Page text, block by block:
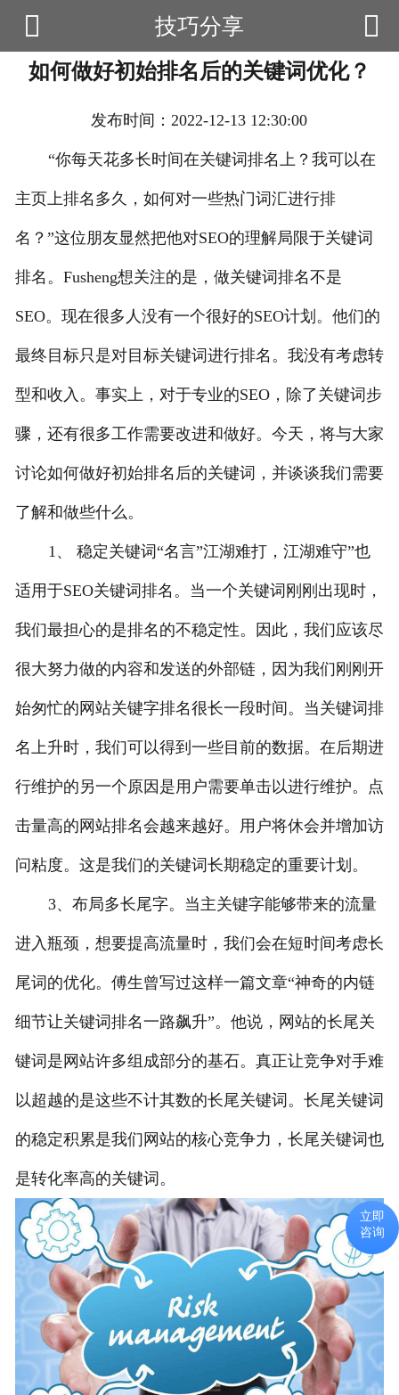
云产品
数据云查询
数据云监控
应用场景
优帮资讯
 技巧分享 
如何做好初始排名后的关键词优化？
发布时间：2022-12-13 12:30:00
“你每天花多长时间在关键词排名上？我可以在
主页上排名多久，如何对一些热门词汇进行排
名？”这位朋友显然把他对SEO的理解局限于关键词
排名。Fusheng想关注的是，做关键词排名不是
SEO。现在很多人没有一个很好的SEO计划。他们的
最终目标只是对目标关键词进行排名。我没有考虑转
型和收入。事实上，对于专业的SEO，除了关键词步
骤，还有很多工作需要改进和做好。今天，将与大家
讨论如何做好初始排名后的关键词，并谈谈我们需要
了解和做些什么。
1、 稳定关键词“名言”江湖难打，江湖难守”也
适用于SEO关键词排名。当一个关键词刚刚出现时，
我们最担心的是排名的不稳定性。因此，我们应该尽
很大努力做的内容和发送的外部链，因为我们刚刚开
始匆忙的网站关键字排名很长一段时间。当关键词排
名上升时，我们可以得到一些目前的数据。在后期进
行维护的另一个原因是用户需要单击以进行维护。点
击量高的网站排名会越来越好。用户将休会并增加访
问粘度。这是我们的关键词长期稳定的重要计划。
3、布局多长尾字。当主关键字能够带来的流量
进入瓶颈，想要提高流量时，我们会在短时间考虑长
尾词的优化。傅生曾写过这样一篇文章“神奇的内链
细节让关键词排名一路飙升”。他说，网站的长尾关
键词是网站许多组成部分的基石。真正让竞争对手难
以超越的是这些不计其数的长尾关键词。长尾关键词
的稳定积累是我们网站的核心竞争力，长尾关键词也
是转化率高的关键词。
立即
咨询